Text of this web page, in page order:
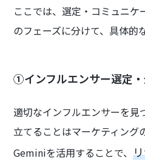
ここでは、選定・コミュニ
のフェーズに分けて、具体的
①インフルエンサー選定
適切なインフルエンサーを見
立てることはマーケティング
Geminiを活用することで、